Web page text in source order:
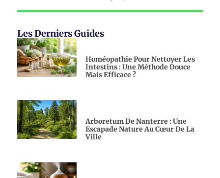
Les Derniers Guides
Homéopathie Pour Nettoyer Les
Intestins : Une Méthode Douce
Mais Efficace ?
Arboretum De Nanterre : Une
Escapade Nature Au Cœur De La
Ville